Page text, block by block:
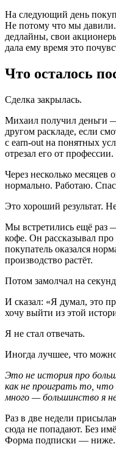
На следующий день
Не потому что мы
дедлайны, свои
дала ему время это
Что осталось
Сделка закрылась.
Михаил получил деньги
другом раскладе, если
с earn-out на понятных
отрезал его от профессии.
Через несколько месяцев
нормально. Работаю.
Это хороший результат.
Мы встретились ещё раз
кофе. Он рассказывал
покупатель оказался
производство растёт.
Потом замолчал на
И сказал: «Я думал, это
хочу выйти из этой
Я не стал отвечать.
Иногда лучшее, что
Это не история про
как не проиграть то, что
много — большинство я
Раз в две недели
сюда не попадают. Без
Форма подписки — ниже.